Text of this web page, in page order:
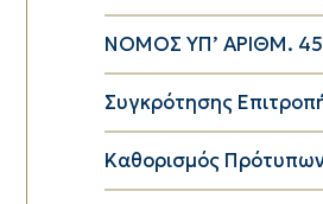
NOMOΣ ΥΠ’ ΑΡΙΘΜ.
Συγκρότησης
Καθορισμός